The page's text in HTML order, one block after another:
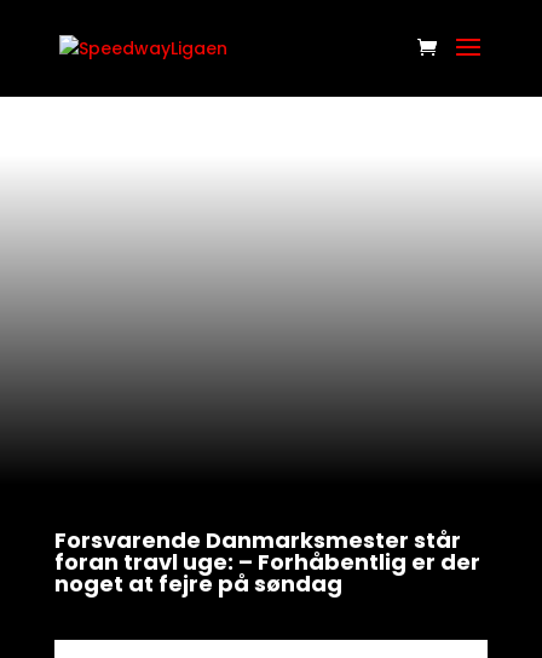
Forsvarende Danmarksmester står
foran travl uge: – Forhåbentlig er der
noget at fejre på søndag